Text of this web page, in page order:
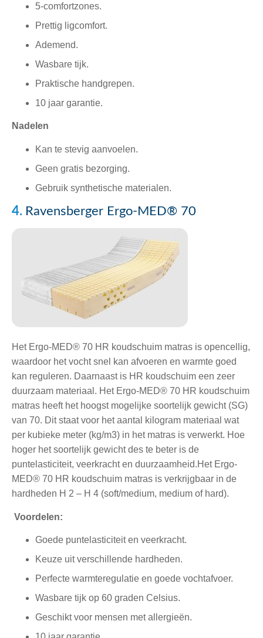
5-comfortzones.
Prettig ligcomfort.
Ademend.
Wasbare tijk.
Praktische handgrepen.
10 jaar garantie.
Nadelen
Kan te stevig aanvoelen.
Geen gratis bezorging.
Gebruik synthetische materialen.
4. Ravensberger Ergo-MED® 70
Het Ergo-MED® 70 HR koudschuim matras is opencellig,
waardoor het vocht snel kan afvoeren en warmte goed
kan reguleren. Daarnaast is HR koudschuim een zeer
duurzaam materiaal. Het Ergo-MED® 70 HR koudschuim
matras heeft het hoogst mogelijke soortelijk gewicht (SG)
van 70. Dit staat voor het aantal kilogram materiaal wat
per kubieke meter (kg/m3) in het matras is verwerkt. Hoe
hoger het soortelijk gewicht des te beter is de
puntelasticiteit, veerkracht en duurzaamheid.Het Ergo-
MED® 70 HR koudschuim matras is verkrijgbaar in de
hardheden H 2 – H 4 (soft/medium, medium of hard).
Voordelen:
Goede puntelasticiteit en veerkracht.
Keuze uit verschillende hardheden.
Perfecte warmteregulatie en goede vochtafvoer.
Wasbare tijk op 60 graden Celsius.
Geschikt voor mensen met allergieën.